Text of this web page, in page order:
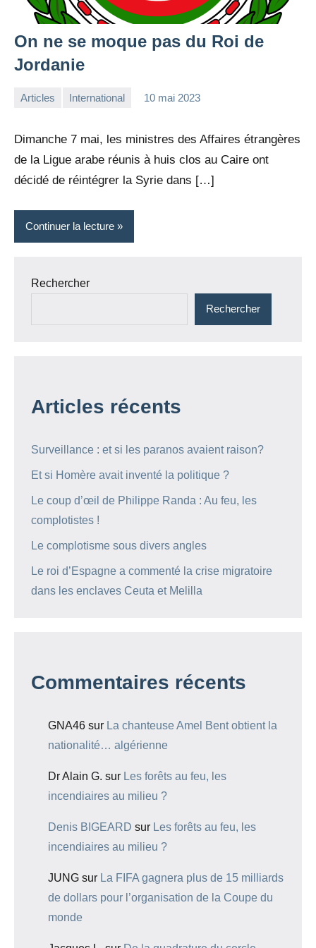
On ne se moque pas du Roi de
Jordanie
Articles International 10 mai 2023
Dimanche 7 mai, les ministres des Affaires étrangères
de la Ligue arabe réunis à huis clos au Caire ont
décidé de réintégrer la Syrie dans […]
Continuer la lecture
Rechercher
Rechercher
Articles récents
Surveillance : et si les paranos avaient raison?
Et si Homère avait inventé la politique ?
Le coup d’œil de Philippe Randa : Au feu, les
complotistes !
Le complotisme sous divers angles
Le roi d’Espagne a commenté la crise migratoire
dans les enclaves Ceuta et Melilla
Commentaires récents
GNA46 sur La chanteuse Amel Bent obtient la
nationalité… algérienne
Dr Alain G. sur Les forêts au feu, les
incendiaires au milieu ?
Denis BIGEARD sur Les forêts au feu, les
incendiaires au milieu ?
JUNG sur La FIFA gagnera plus de 15 milliards
de dollars pour l’organisation de la Coupe du
monde